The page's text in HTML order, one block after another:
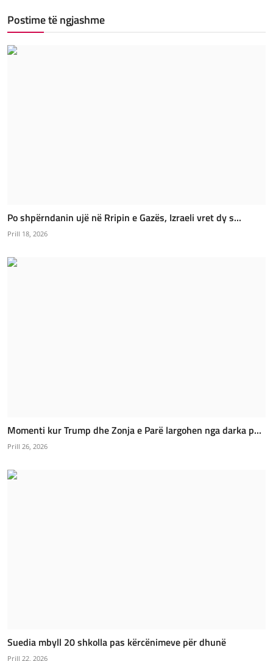
Postime të ngjashme
Po shpërndanin ujë në Rripin e Gazës, Izraeli vret dy s...
Prill 18, 2026
Momenti kur Trump dhe Zonja e Parë largohen nga darka p...
Prill 26, 2026
Suedia mbyll 20 shkolla pas kërcënimeve për dhunë
Prill 22, 2026